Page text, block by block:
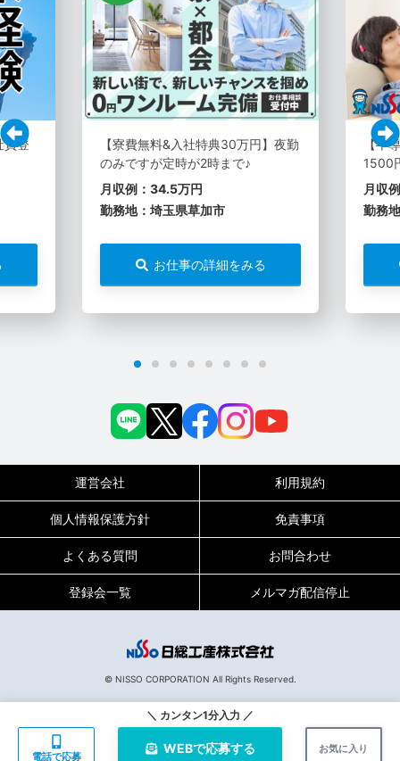
電話で応募
0120-717-450
平日9:00～19:00（土日祝は18:00まで）
132076
＼ カンタン1分入力 ／
WEBで応募する お気に入り
員登
【寮費無料&入社特典30万円】夜勤
のみですが定時が2時まで♪
月収例：34.5万円
勤務地：埼玉県草加市
お仕事の詳細をみる
【半
1500
月収
勤務
運営会社 利用規約
個人情報保護方針 免責事項
よくある質問 お問合わせ
登録会一覧 メルマガ配信停止
© NISSO CORPORATION All Rights Reserved.